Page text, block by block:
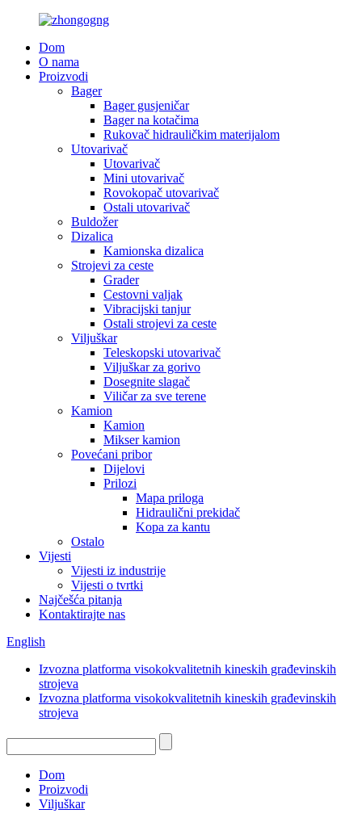
Dom
O nama
Proizvodi
Bager
Bager gusjeničar
Bager na kotačima
Rukovač hidrauličkim materijalom
Utovarivač
Utovarivač
Mini utovarivač
Rovokopač utovarivač
Ostali utovarivač
Buldožer
Dizalica
Kamionska dizalica
Strojevi za ceste
Grader
Cestovni valjak
Vibracijski tanjur
Ostali strojevi za ceste
Viljuškar
Teleskopski utovarivač
Viljuškar za gorivo
Dosegnite slagač
Viličar za sve terene
Kamion
Kamion
Mikser kamion
Povećani pribor
Dijelovi
Prilozi
Mapa priloga
Hidraulični prekidač
Kopa za kantu
Ostalo
Vijesti
Vijesti iz industrije
Vijesti o tvrtki
Najčešća pitanja
Kontaktirajte nas
English
Izvozna platforma visokokvalitetnih kineskih građevinskih
strojeva
Izvozna platforma visokokvalitetnih kineskih građevinskih
strojeva
Dom
Proizvodi
Viljuškar